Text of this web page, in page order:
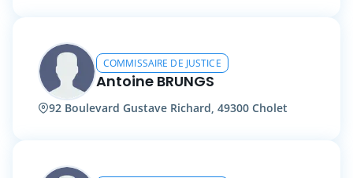
COMMISSAIRE DE JUSTICE
Antoine BRUNGS
92 Boulevard Gustave Richard, 49300 Cholet